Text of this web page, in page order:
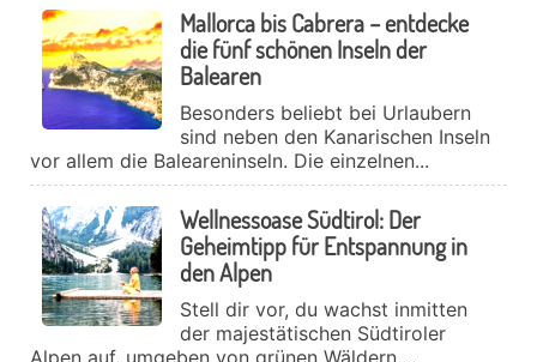
Mallorca bis Cabrera – entdecke
die fünf schönen Inseln der
Balearen
Besonders beliebt bei Urlaubern
sind neben den Kanarischen Inseln
vor allem die Baleareninseln. Die einzelnen...
Wellnessoase Südtirol: Der
Geheimtipp für Entspannung in
den Alpen
Stell dir vor, du wachst inmitten
der majestätischen Südtiroler
Alpen auf, umgeben von grünen Wäldern,...